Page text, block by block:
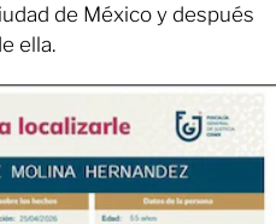
de México y después
ella.